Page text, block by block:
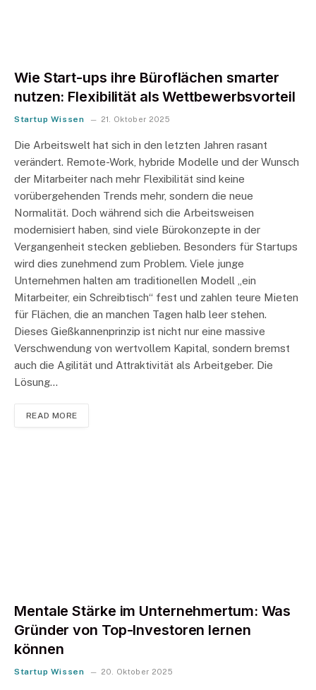
Wie Start-ups ihre Büroflächen smarter
nutzen: Flexibilität als Wettbewerbsvorteil
Startup Wissen 21. Oktober 2025
Die Arbeitswelt hat sich in den letzten Jahren rasant
verändert. Remote-Work, hybride Modelle und der Wunsch
der Mitarbeiter nach mehr Flexibilität sind keine
vorübergehenden Trends mehr, sondern die neue
Normalität. Doch während sich die Arbeitsweisen
modernisiert haben, sind viele Bürokonzepte in der
Vergangenheit stecken geblieben. Besonders für Startups
wird dies zunehmend zum Problem. Viele junge
Unternehmen halten am traditionellen Modell „ein
Mitarbeiter, ein Schreibtisch“ fest und zahlen teure Mieten
für Flächen, die an manchen Tagen halb leer stehen.
Dieses Gießkannenprinzip ist nicht nur eine massive
Verschwendung von wertvollem Kapital, sondern bremst
auch die Agilität und Attraktivität als Arbeitgeber. Die
Lösung…
READ MORE
Mentale Stärke im Unternehmertum: Was
Gründer von Top-Investoren lernen
können
Startup Wissen 20. Oktober 2025